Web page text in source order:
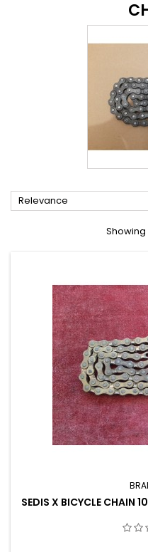
Relevance
Showing
SEDIS X BICYCLE CHAIN